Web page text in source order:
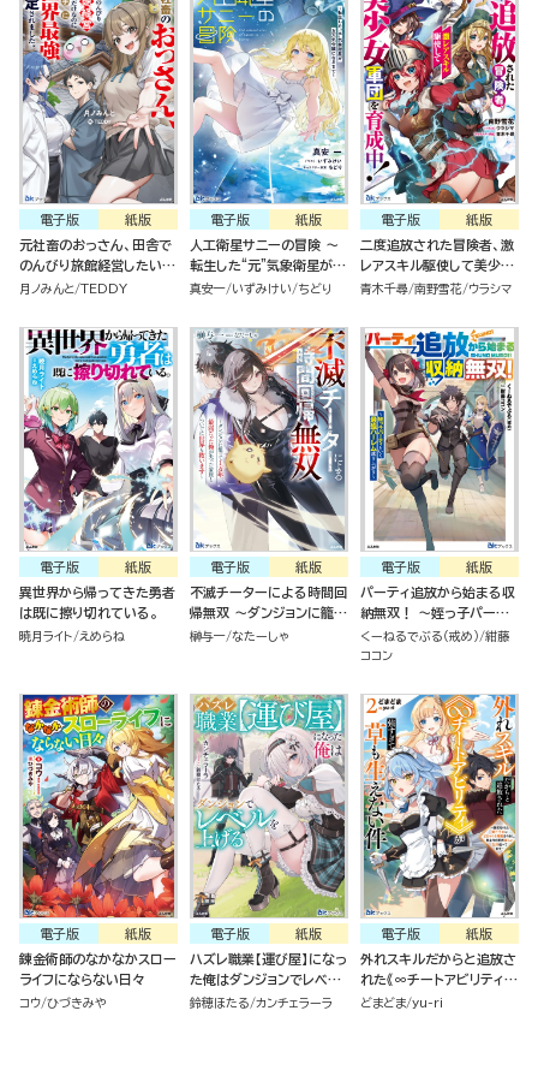
紙版
電子版
元社畜のおっさん、田舎で
のんびり旅館経営したいだ
けなのに勝手に世界最強認
月ノみんと TEDDY
紙版
電子版
人工衛星サニーの冒険 ～
転生した“元”気象衛星がお
天気令嬢になるまで～
真安一 いずみけい ちどり
紙版
電子版
二度追放された冒険者、激
レアスキル駆使して美少女
軍団を育成中！
青木千尋 南野雪花 ウラシマ
紙版
電子版
異世界から帰ってきた勇者
は既に擦り切れている。
暁月ライト えめらね
紙版
電子版
不滅チーターによる時間回
帰無双 ～ダンジョンに籠っ
て1万年。最弱だった俺が
榊与一 なたーしゃ
紙版
電子版
パーティ追放から始まる収
納無双！ ～姪っ子パーテ
ィといく最強ハーレム成り
上がり～
くーねるでぶる（戒め） 紺藤
ココン
紙版
電子版
錬金術師のなかなかスロー
ライフにならない日々
コウ ひづきみや
紙版
電子版
ハズレ職業【運び屋】になっ
た俺はダンジョンでレベル
を上げる
鈴穂ほたる カンチェラーラ
紙版
電子版
外れスキルだからと追放さ
れた《∞チートアビリティ》
が強すぎて草も生えない件
どまどま yu-ri